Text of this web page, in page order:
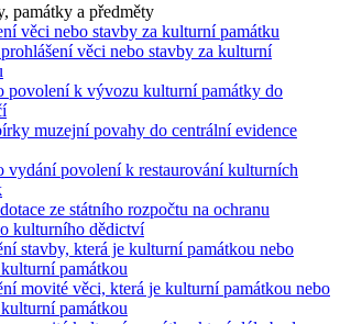
památky a předměty
věci nebo stavby za kulturní památku
věci nebo stavby za kulturní
povolení k vývozu kulturní památky do
muzejní povahy do centrální evidence
vydání povolení k restaurování kulturních
ze státního rozpočtu na ochranu
kulturního dědictví
stavby, která je kulturní památkou nebo
památkou
movité věci, která je kulturní památkou nebo
památkou